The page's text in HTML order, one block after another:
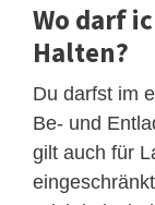
Wo darf
Halten?
Du darfst im
Be- und
gilt auch für